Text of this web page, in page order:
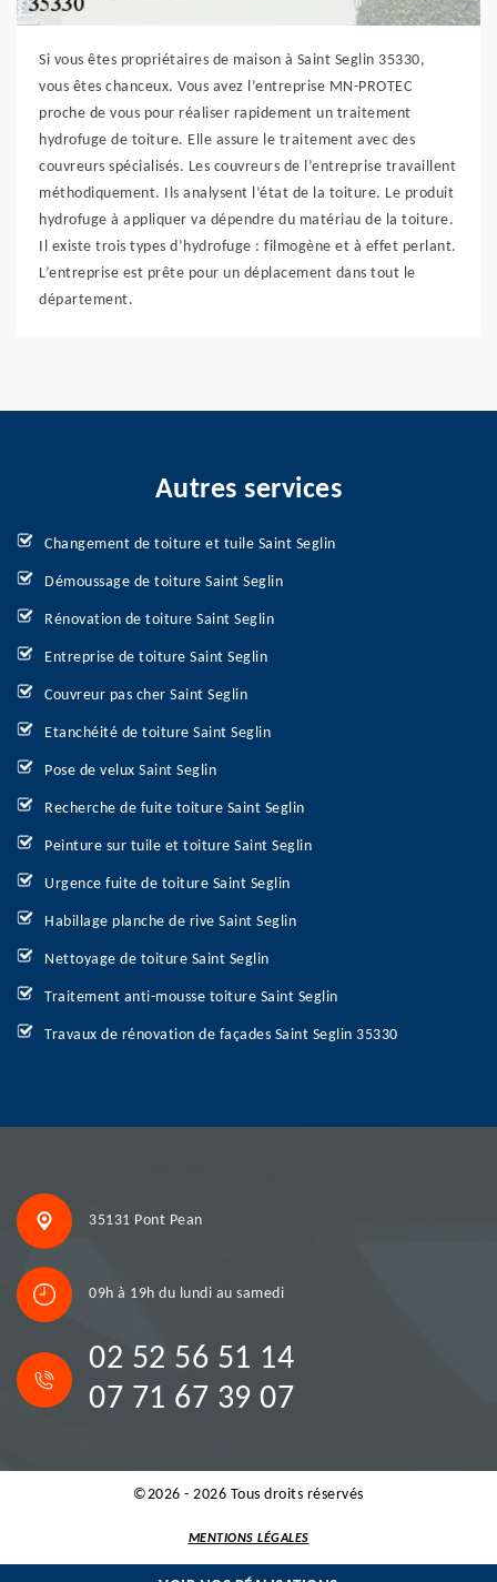
Si vous êtes propriétaires de maison à Saint Seglin 35330,
vous êtes chanceux. Vous avez l’entreprise MN-PROTEC
proche de vous pour réaliser rapidement un traitement
hydrofuge de toiture. Elle assure le traitement avec des
couvreurs spécialisés. Les couvreurs de l’entreprise travaillent
méthodiquement. Ils analysent l’état de la toiture. Le produit
hydrofuge à appliquer va dépendre du matériau de la toiture.
Il existe trois types d’hydrofuge : filmogène et à effet perlant.
L’entreprise est prête pour un déplacement dans tout le
département.
Autres services
Changement de toiture et tuile Saint Seglin
Démoussage de toiture Saint Seglin
Rénovation de toiture Saint Seglin
Entreprise de toiture Saint Seglin
Couvreur pas cher Saint Seglin
Etanchéité de toiture Saint Seglin
Pose de velux Saint Seglin
Recherche de fuite toiture Saint Seglin
Peinture sur tuile et toiture Saint Seglin
Urgence fuite de toiture Saint Seglin
Habillage planche de rive Saint Seglin
Nettoyage de toiture Saint Seglin
Traitement anti-mousse toiture Saint Seglin
Travaux de rénovation de façades Saint Seglin 35330
35131 Pont Pean
09h à 19h du lundi au samedi
02 52 56 51 14
07 71 67 39 07
©2026 - 2026 Tous droits réservés
MENTIONS LÉGALES